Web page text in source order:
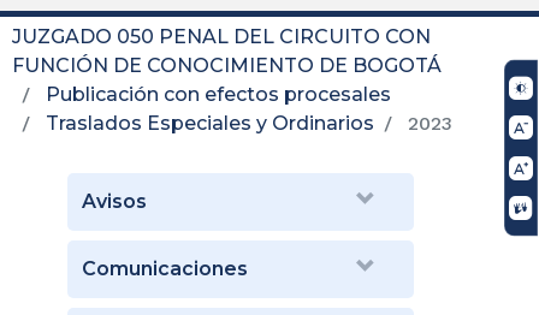
JUZGADO 050 PENAL DEL CIRCUITO CON
FUNCIÓN DE CONOCIMIENTO DE BOGOTÁ
Publicación con efectos procesales
Traslados Especiales y Ordinarios
2023
Avisos
Comunicaciones